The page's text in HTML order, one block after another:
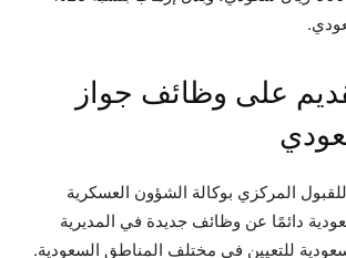
على وظائف جواز
للقبول المركزي بوكالة الشؤون العسكرية
دائمًا عن وظائف جديدة في المديرية
للتعيين في مختلف المناطق السعودية.